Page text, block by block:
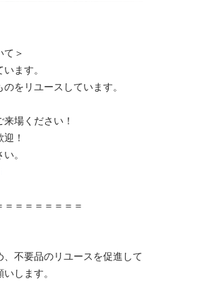
て＞
ます。
をリユースしています。
場ください！
！
＝＝＝＝＝＝＝
不要品のリユースを促進して
します。